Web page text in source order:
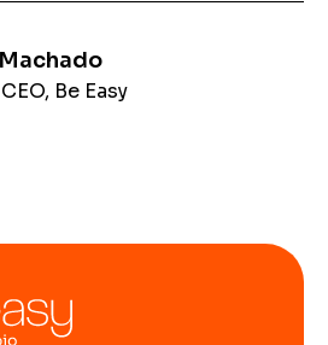
Be Easy